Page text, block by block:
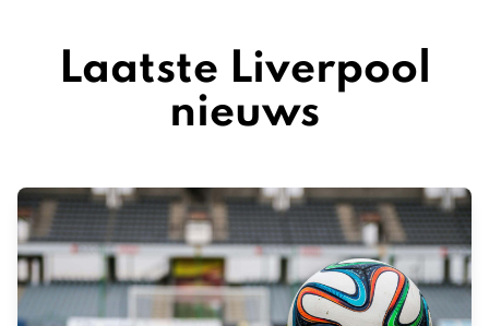
Laatste Liverpool
nieuws